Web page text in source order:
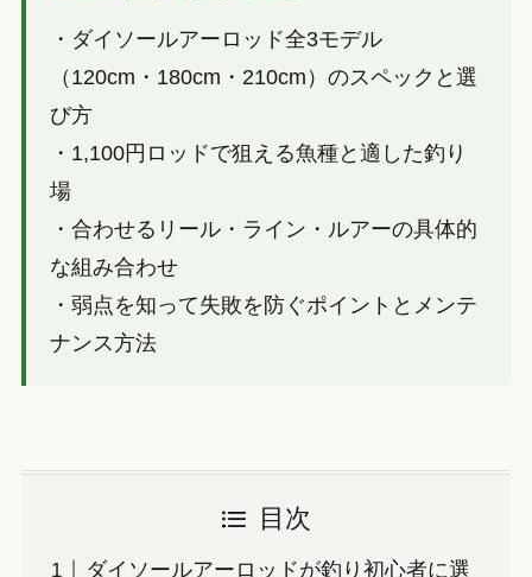
・ダイソールアーロッド全3モデル
（120cm・180cm・210cm）のスペックと選
び方
・1,100円ロッドで狙える魚種と適した釣り
場
・合わせるリール・ライン・ルアーの具体的
な組み合わせ
・弱点を知って失敗を防ぐポイントとメンテ
ナンス方法
目次
ダイソールアーロッドが釣り初心者に選